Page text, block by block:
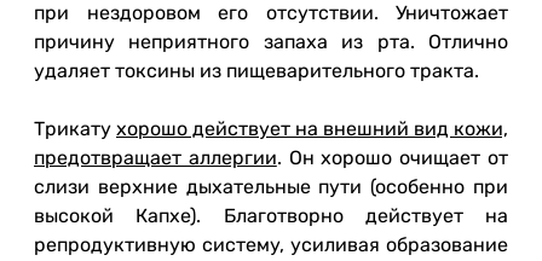
при нездоровом его отсутствии. Уничтожает
причину неприятного запаха из рта. Отлично
удаляет токсины из пищеварительного тракта.
Трикату хорошо действует на внешний вид кожи,
предотвращает аллергии. Он хорошо очищает от
слизи верхние дыхательные пути (особенно при
высокой Капхе). Благотворно действует на
репродуктивную систему, усиливая образование